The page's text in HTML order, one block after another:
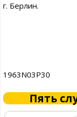
г. Берлин.
1963N03P30
Пять